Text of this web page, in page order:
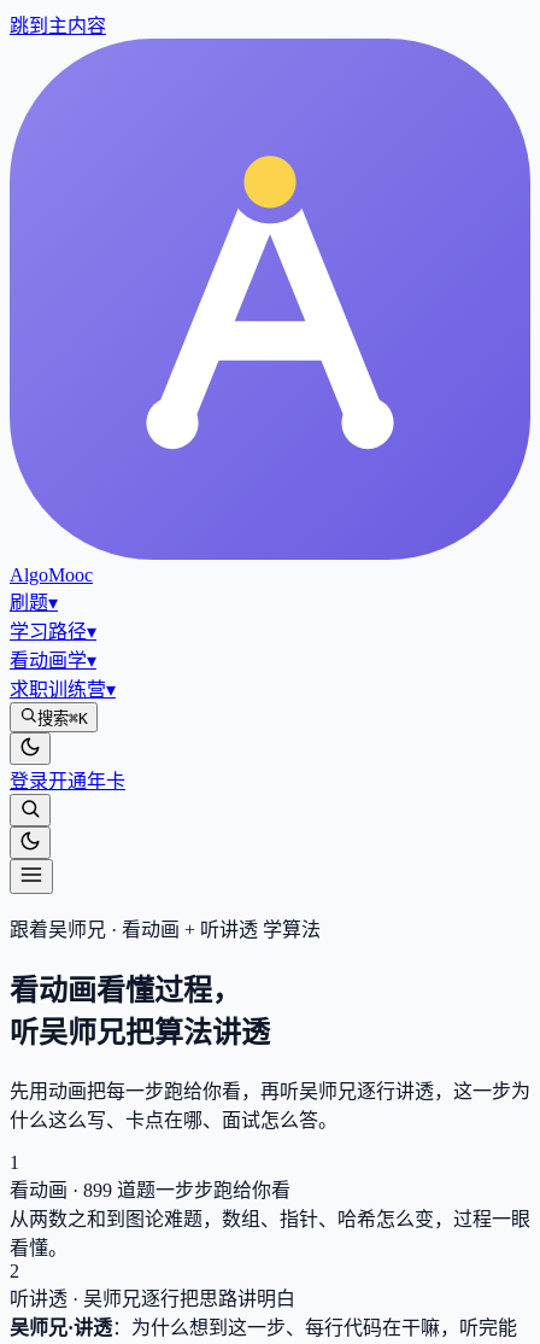
跳到主内容
AlgoMooc
刷题▾
学习路径▾
看动画学▾
求职训练营▾
搜索⌘K
登录开通年卡
跟着吴师兄 · 看动画 + 听讲透 学算法
看动画看懂过程，
听吴师兄把算法讲透
先用动画把每一步跑给你看，再听吴师兄逐行讲透，这一步为
什么这么写、卡点在哪、面试怎么答。
1
看动画 · 899 道题一步步跑给你看
从两数之和到图论难题，数组、指针、哈希怎么变，过程一眼
看懂。
2
听讲透 · 吴师兄逐行把思路讲明白
吴师兄·讲透：为什么想到这一步、每行代码在干嘛，听完能